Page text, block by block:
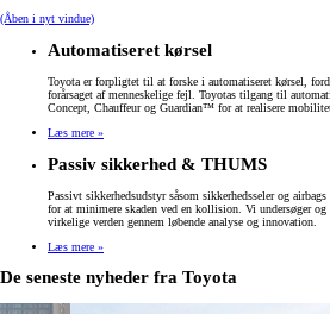
(Åben i nyt vindue)
Automatiseret kørsel
Toyota er forpligtet til at forske i automatiseret kørsel,
forårsaget af menneskelige fejl. Toyotas tilgang til
Concept, Chauffeur og Guardian™ for at realisere
Læs mere »
Passiv sikkerhed & THUMS
Passivt sikkerhedsudstyr såsom sikkerhedsseler og
for at minimere skaden ved en kollision. Vi undersøger
virkelige verden gennem løbende analyse og innovation.
Læs mere »
De seneste nyheder fra Toyota